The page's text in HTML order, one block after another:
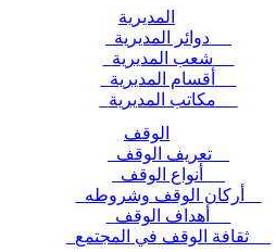
المديرية
الوقف